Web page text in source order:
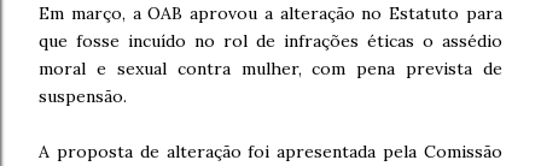
Em março, a OAB aprovou a alteração no Estatuto para
que fosse incuído no rol de infrações éticas o assédio
moral e sexual contra mulher, com pena prevista de
suspensão.
A proposta de alteração foi apresentada pela Comissão